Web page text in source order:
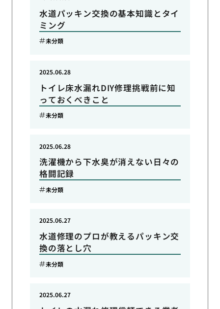
水道パッキン交換の基本知識とタイ
ミング
未分類
トイレ床水漏れDIY修理挑戦前に知
っておくべきこと
2025.06.28
未分類
洗濯機から下水臭が消えない日々の
格闘記録
2025.06.28
未分類
水道修理のプロが教えるパッキン交
換の落とし穴
2025.06.27
未分類
2025.06.27